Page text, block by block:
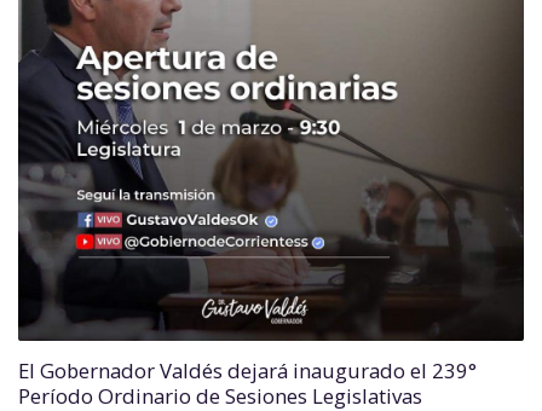
El Gobernador Valdés dejará inaugurado el 239°
Período Ordinario de Sesiones Legislativas